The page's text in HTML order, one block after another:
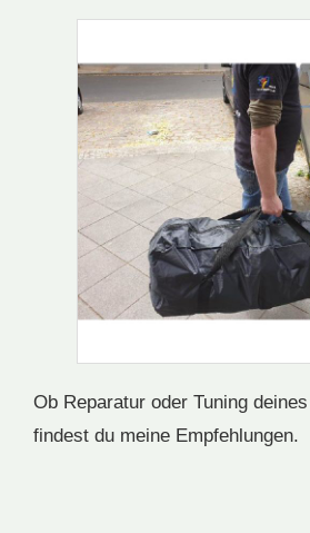
Ob Reparatur oder Tuning
findest du meine Empfehlungen.